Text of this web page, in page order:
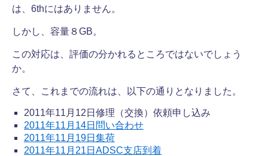
は、6thにはありません。
しかし、容量８GB。
この対応は、評価の分かれるところではないでしょう
か。
さて、これまでの流れは、以下の通りとなりました。
2011年11月12日修理（交換）依頼申し込み
2011年11月14日問い合わせ
2011年11月19日集荷
2011年11月21日ADSC支店到着